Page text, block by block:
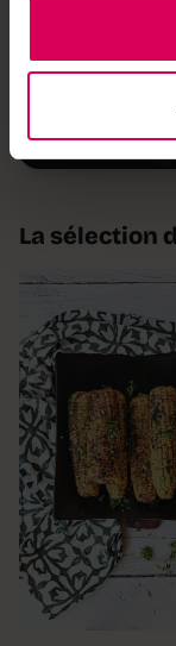
La sélection